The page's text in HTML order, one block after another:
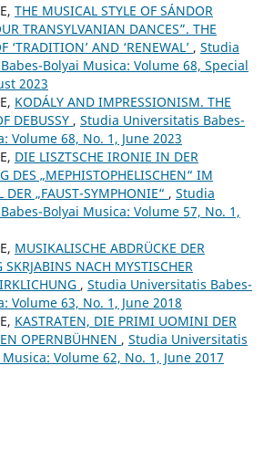
THE MUSICAL STYLE OF SÁNDOR
TRANSYLVANIAN DANCES”. THE
‘TRADITION’ AND ‘RENEWAL’ , Studia
Bolyai Musica: Volume 68, Special
2023
KODÁLY AND IMPRESSIONISM. THE
DEBUSSY , Studia Universitatis Babes-
Volume 68, No. 1, June 2023
DIE LISZTSCHE IRONIE IN DER
DES „MEPHISTOPHELISCHEN“ IM
DER „FAUST-SYMPHONIE“ , Studia
Bolyai Musica: Volume 57, No. 1,
MUSIKALISCHE ABDRÜCKE DER
SKRJABINS NACH MYSTISCHER
, Studia Universitatis Babes-
Volume 63, No. 1, June 2018
KASTRATEN, DIE PRIMI UOMINI DER
OPERNBÜHNEN , Studia Universitatis
Volume 62, No. 1, June 2017